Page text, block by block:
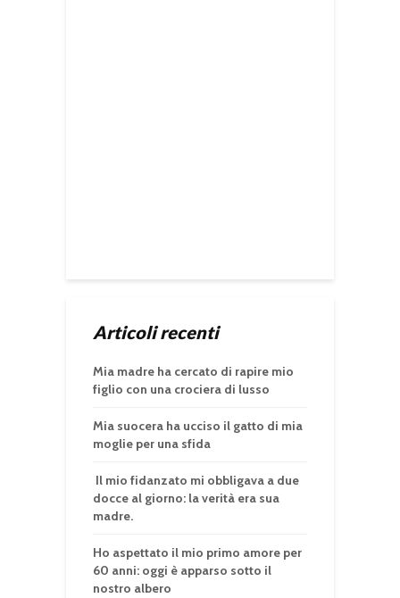
Articoli recenti
Mia madre ha cercato di rapire mio
figlio con una crociera di lusso
Mia suocera ha ucciso il gatto di mia
moglie per una sfida
Il mio fidanzato mi obbligava a due
docce al giorno: la verità era sua
madre.
Ho aspettato il mio primo amore per
60 anni: oggi è apparso sotto il
nostro albero